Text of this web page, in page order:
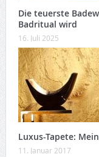
Die teuerste
Badritual wird
16. Juli 2025
Luxus-Tapete:
11. Januar 2017